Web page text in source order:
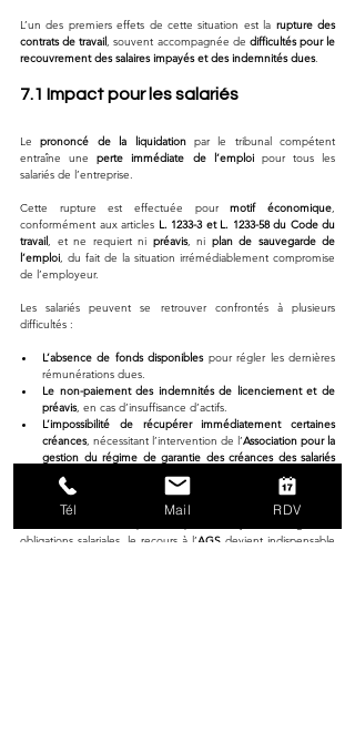
L’un des premiers effets de cette situation est la rupture des
contrats de travail, souvent accompagnée de difficultés pour le
recouvrement des salaires impayés et des indemnités dues.
7.1 Impact pour les salariés
Le prononcé de la liquidation par le tribunal compétent
entraîne une perte immédiate de l’emploi pour tous les
salariés de l’entreprise.
Cette rupture est effectuée pour motif économique,
conformément aux articles L. 1233-3 et L. 1233-58 du Code du
travail, et ne requiert ni préavis, ni plan de sauvegarde de
l’emploi, du fait de la situation irrémédiablement compromise
de l’employeur.
Les salariés peuvent se retrouver confrontés à plusieurs
difficultés :
L’absence de fonds disponibles pour régler les dernières
rémunérations dues.
Le non-paiement des indemnités de licenciement et de
préavis, en cas d’insuffisance d’actifs.
L’impossibilité de récupérer immédiatement certaines
créances, nécessitant l’intervention de l’Association pour la
gestion du régime de garantie des créances des salariés
(AGS)
Dès l’ouverture de la liquidation, la priorité est donnée aux
obligations salariales, le recours à l’AGS devient indispensable
Tél Mail RDV